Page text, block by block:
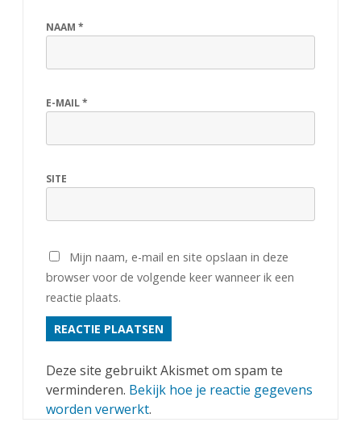
NAAM *
E-MAIL*
SITE
Mijn naam, e-mail en site opslaan in deze
browser voor de volgende keer wanneer ik een
reactie plaats.
Deze site gebruikt Akismet om spam te
verminderen. Bekijk hoe je reactie gegevens
worden verwerkt.